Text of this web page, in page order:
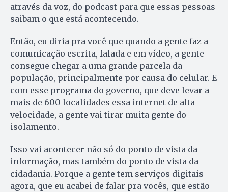
através da voz, do podcast para que essas pessoas
saibam o que está acontecendo.
Então, eu diria pra você que quando a gente faz a
comunicação escrita, falada e em vídeo, a gente
consegue chegar a uma grande parcela da
população, principalmente por causa do celular. E
com esse programa do governo, que deve levar a
mais de 600 localidades essa internet de alta
velocidade, a gente vai tirar muita gente do
isolamento.
Isso vai acontecer não só do ponto de vista da
informação, mas também do ponto de vista da
cidadania. Porque a gente tem serviços digitais
agora, que eu acabei de falar pra vocês, que estão